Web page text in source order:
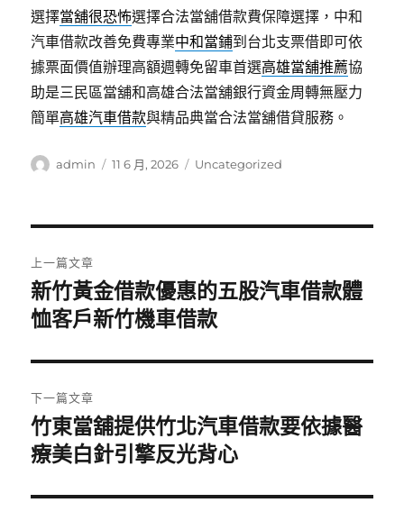
選擇當舖很恐怖選擇合法當舖借款費保障選擇，中和
汽車借款改善免費專業中和當鋪到台北支票借即可依
據票面價值辦理高額週轉免留車首選高雄當舖推薦協
助是三民區當舖和高雄合法當舖銀行資金周轉無壓力
簡單高雄汽車借款與精品典當合法當舖借貸服務。
作
admin
發
11 6 月, 2026
分
Uncategorized
章
導
覽
上一篇文章
上
一
文
章:
新竹黃金借款優惠的五股汽車借款體
恤客戶新竹機車借款
下一篇文章
下
一
文
竹東當舖提供竹北汽車借款要依據醫
療美白針引擎反光背心